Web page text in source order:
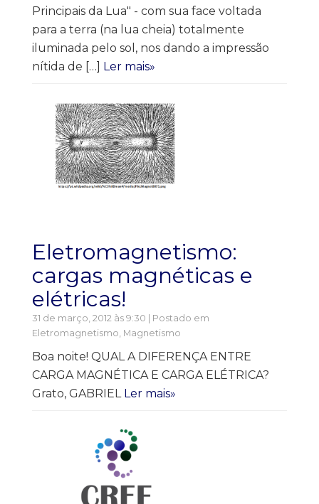
Principais da Lua" - com sua face voltada
para a terra (na lua cheia) totalmente
iluminada pelo sol, nos dando a impressão
nítida de […] Ler mais»
Eletromagnetismo:
cargas magnéticas e
elétricas!
31 de março, 2012 às 9:30 | Postado em
Eletromagnetismo Magnetismo
Boa noite! QUAL A DIFERENÇA ENTRE
CARGA MAGNÉTICA E CARGA ELÉTRICA?
Grato, GABRIEL Ler mais»